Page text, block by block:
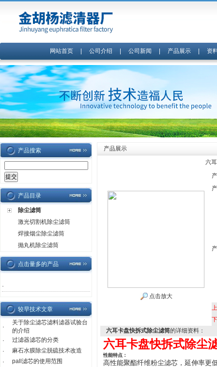
网站首页| 公司介绍 公司新闻 产品展示| 资
产品搜索
产品目录
除尘滤筒
激光切割机除尘滤筒
焊接烟尘除尘滤筒
抛丸机除尘滤筒
点击量多的产品
·
较早技术文章
·
关于除尘滤芯滤料滤器试验台
的介绍
·
过滤器滤芯的分类
·
麻石水膜除尘脱硫技术改造
·
pall滤芯的使用范围
产品展示
六
点击放大
六耳卡盘快拆式除尘滤筒的详细资料：
六耳卡盘快拆式除尘
性能特点：
高性能聚酯纤维粉尘滤芯 ，延伸率更